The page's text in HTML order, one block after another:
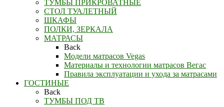
ТУМБЫ ПРИКРОВАТНЫЕ
СТОЛ ТУАЛЕТНЫЙ
ШКАФЫ
ПОЛКИ, ЗЕРКАЛА
МАТРАСЫ
Back
Модели матрасов Vegas
Материалы и технологии матрасов Вегас
Правила эксплуатации и ухода за матрасами
ГОСТИНЫЕ
Back
ТУМБЫ ПОД ТВ